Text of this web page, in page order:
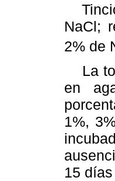
NaCl;
2% de
La
en
1%,
15